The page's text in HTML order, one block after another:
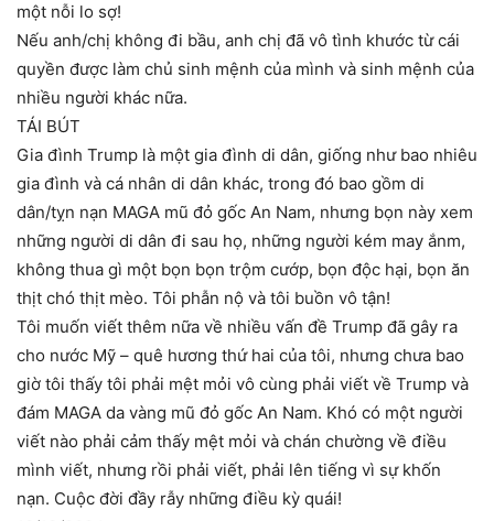
một nỗi lo sợ!
Nếu anh/chị không đi bầu, anh chị đã vô tình khước từ cái
quyền được làm chủ sinh mệnh của mình và sinh mệnh của
nhiều người khác nữa.
TÁI BÚT
Gia đình Trump là một gia đình di dân, giống như bao nhiêu
gia đình và cá nhân di dân khác, trong đó bao gồm di
dân/tỵn nạn MAGA mũ đỏ gốc An Nam, nhưng bọn này xem
những người di dân đi sau họ, những người kém may ắnm,
không thua gì một bọn bọn trộm cướp, bọn độc hại, bọn ăn
thịt chó thịt mèo. Tôi phẫn nộ và tôi buồn vô tận!
Tôi muốn viết thêm nữa về nhiều vấn đề Trump đã gây ra
cho nước Mỹ – quê hương thứ hai của tôi, nhưng chưa bao
giờ tôi thấy tôi phải mệt mỏi vô cùng phải viết về Trump và
đám MAGA da vàng mũ đỏ gốc An Nam. Khó có một người
viết nào phải cảm thấy mệt mỏi và chán chường về điều
mình viết, nhưng rồi phải viết, phải lên tiếng vì sự khốn
nạn. Cuộc đời đầy rẫy những điều kỳ quái!